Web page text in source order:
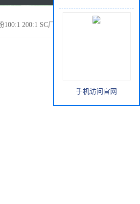
200:1 SC厂 专业生产提取物
手机访问官网